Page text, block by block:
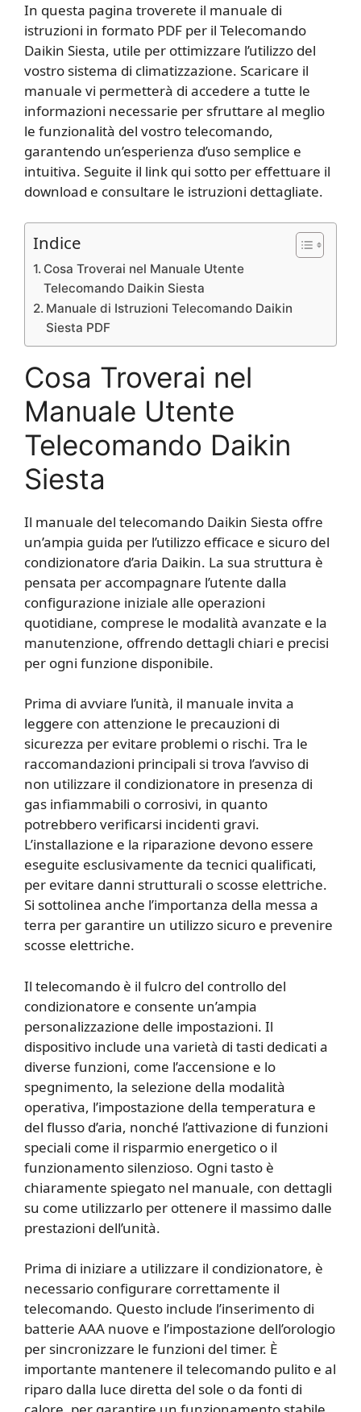
In questa pagina troverete il manuale di
istruzioni in formato PDF per il Telecomando
Daikin Siesta, utile per ottimizzare l’utilizzo del
vostro sistema di climatizzazione. Scaricare il
manuale vi permetterà di accedere a tutte le
informazioni necessarie per sfruttare al meglio
le funzionalità del vostro telecomando,
garantendo un’esperienza d’uso semplice e
intuitiva. Seguite il link qui sotto per effettuare il
download e consultare le istruzioni dettagliate.
Indice
Cosa Troverai nel Manuale Utente
Telecomando Daikin Siesta
Manuale di Istruzioni Telecomando Daikin
Siesta PDF
Cosa Troverai nel
Manuale Utente
Telecomando Daikin
Siesta
Il manuale del telecomando Daikin Siesta offre
un’ampia guida per l’utilizzo efficace e sicuro del
condizionatore d’aria Daikin. La sua struttura è
pensata per accompagnare l’utente dalla
configurazione iniziale alle operazioni
quotidiane, comprese le modalità avanzate e la
manutenzione, offrendo dettagli chiari e precisi
per ogni funzione disponibile.
Prima di avviare l’unità, il manuale invita a
leggere con attenzione le precauzioni di
sicurezza per evitare problemi o rischi. Tra le
raccomandazioni principali si trova l’avviso di
non utilizzare il condizionatore in presenza di
gas infiammabili o corrosivi, in quanto
potrebbero verificarsi incidenti gravi.
L’installazione e la riparazione devono essere
eseguite esclusivamente da tecnici qualificati,
per evitare danni strutturali o scosse elettriche.
Si sottolinea anche l’importanza della messa a
terra per garantire un utilizzo sicuro e prevenire
scosse elettriche.
Il telecomando è il fulcro del controllo del
condizionatore e consente un’ampia
personalizzazione delle impostazioni. Il
dispositivo include una varietà di tasti dedicati a
diverse funzioni, come l’accensione e lo
spegnimento, la selezione della modalità
operativa, l’impostazione della temperatura e
del flusso d’aria, nonché l’attivazione di funzioni
speciali come il risparmio energetico o il
funzionamento silenzioso. Ogni tasto è
chiaramente spiegato nel manuale, con dettagli
su come utilizzarlo per ottenere il massimo dalle
prestazioni dell’unità.
Prima di iniziare a utilizzare il condizionatore, è
necessario configurare correttamente il
telecomando. Questo include l’inserimento di
batterie AAA nuove e l’impostazione dell’orologio
per sincronizzare le funzioni del timer. È
importante mantenere il telecomando pulito e al
riparo dalla luce diretta del sole o da fonti di